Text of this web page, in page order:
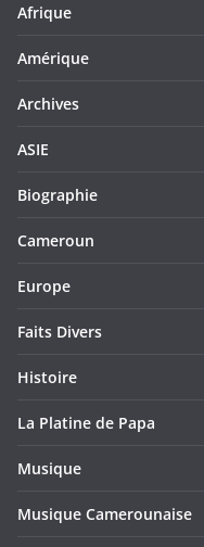
Afrique
Amérique
Archives
ASIE
Biographie
Cameroun
Europe
Faits Divers
Histoire
La Platine de Papa
Musique
Musique Camerounaise